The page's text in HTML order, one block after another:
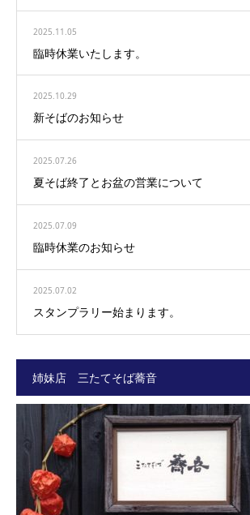
2025.11.05
臨時休業いたします。
2025.10.29
新そばのお知らせ
2025.07.26
夏そば終了とお盆の営業について
2025.07.09
臨時休業のお知らせ
2025.07.02
スタンプラリー始まります。
姉妹店 三たてそば蕎音